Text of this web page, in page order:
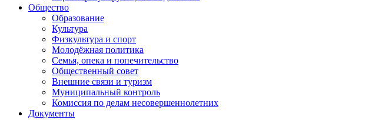
Общество
Образование
Культура
Физкультура и спорт
Молодёжная политика
Семья, опека и попечительство
Общественный совет
Внешние связи и туризм
Муниципальный контроль
Комиссия по делам несовершеннолетних
Документы